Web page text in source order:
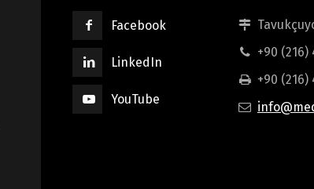
Facebook
LinkedIn
YouTube
+90 (216)
+90 (216)